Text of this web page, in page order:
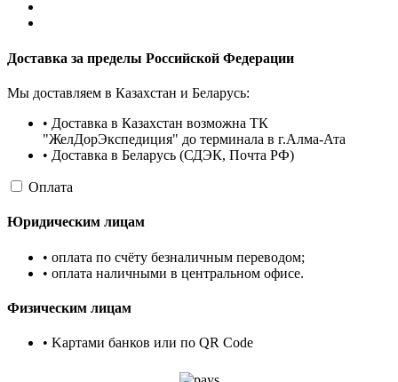
Доставка за пределы Российской Федерации
Мы доставляем в Казахстан и Беларусь:
• Доставка в Казахстан возможна ТК
"ЖелДорЭкспедиция" до терминала в г.Алма-Ата
• Доставка в Беларусь (СДЭК, Почта РФ)
Оплата
Юридическим лицам
• оплата по счёту безналичным переводом;
• оплата наличными в центральном офисе.
Физическим лицам
• Kартами банков или по QR Code